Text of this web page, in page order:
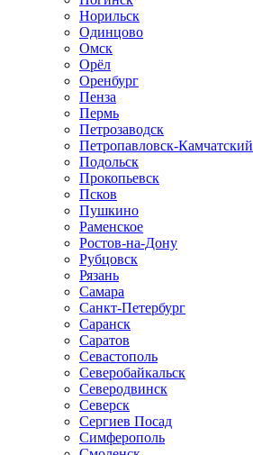
Норильск
Одинцово
Омск
Орёл
Оренбург
Пенза
Пермь
Петрозаводск
Петропавловск-Камчатский
Подольск
Прокопьевск
Псков
Пушкино
Раменское
Ростов-на-Дону
Рубцовск
Рязань
Самара
Санкт-Петербург
Саранск
Саратов
Севастополь
Северобайкальск
Северодвинск
Северск
Сергиев Посад
Симферополь